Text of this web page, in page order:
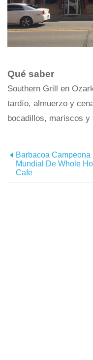
Qué saber
Southern Grill en
tardío, almuerzo y
bocadillos, mariscos
Barbacoa Campeona
Mundial De Whole
Cafe